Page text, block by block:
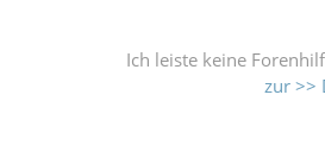
Ich leiste keine
zur >>